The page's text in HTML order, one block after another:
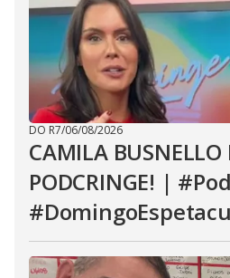
DO R7/06/08/2026
CAMILA BUSNELLO
PODCRINGE! |